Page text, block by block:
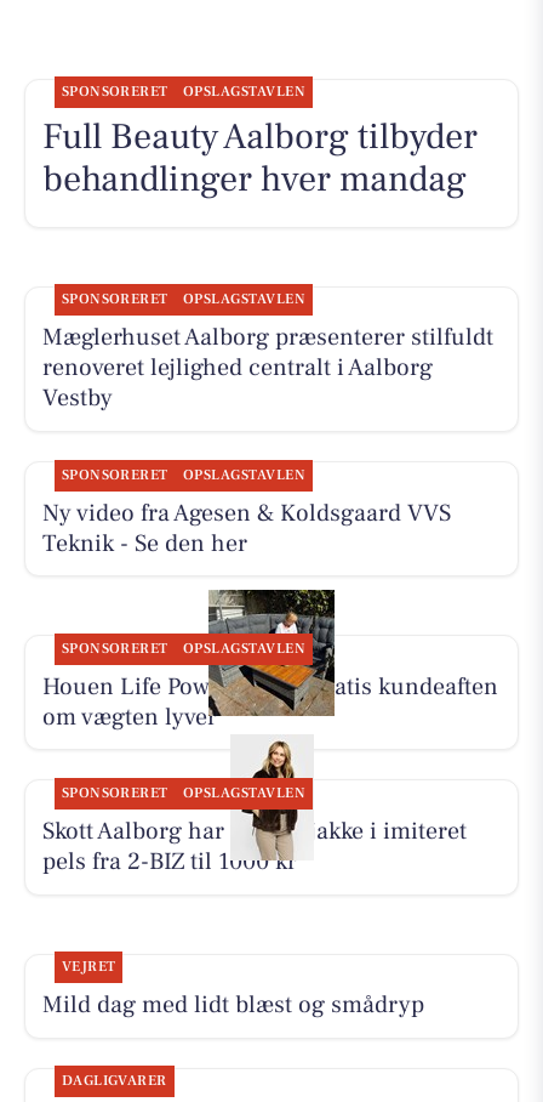
SPONSORERET OPSLAGSTAVLEN
Full Beauty Aalborg tilbyder
behandlinger hver mandag
SPONSORERET OPSLAGSTAVLEN
Mæglerhuset Aalborg præsenterer stilfuldt
renoveret lejlighed centralt i Aalborg
Vestby
SPONSORERET OPSLAGSTAVLEN
Ny video fra Agesen & Koldsgaard VVS
Teknik - Se den her
SPONSORERET OPSLAGSTAVLEN
Houen Life Power holder gratis kundeaften
om vægten lyver
SPONSORERET OPSLAGSTAVLEN
Skott Aalborg har ny kort jakke i imiteret
pels fra 2-BIZ til 1000 kr
VEJRET
Mild dag med lidt blæst og smådryp
DAGLIGVARER